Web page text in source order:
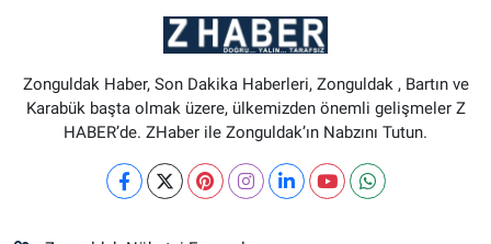
Zonguldak Haber, Son Dakika Haberleri, Zonguldak , Bartın ve
Karabük başta olmak üzere, ülkemizden önemli gelişmeler Z
HABER’de. ZHaber ile Zonguldak’ın Nabzını Tutun.